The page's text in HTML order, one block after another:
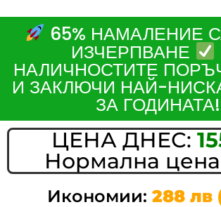
65% НАМАЛЕНИЕ
ИЗЧЕРПВАНЕ
НАЛИЧНОСТИТЕ
И ЗАКЛЮЧИ НАЙ-
ЗА ГОДИНАТА!
ЦЕНА ДНЕС:
Нормална
Икономии: 288 лв